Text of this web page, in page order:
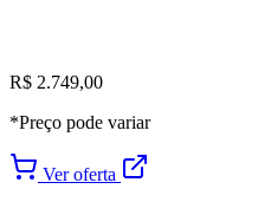
R$ 2.749,00
*Preço pode variar
Ver oferta